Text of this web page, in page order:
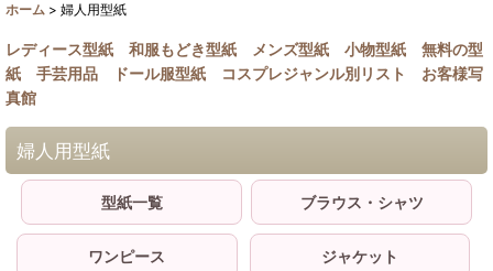
ホーム > 婦人用型紙
レディース型紙 和服もどき型紙 メンズ型紙 小物型紙
無料の型
紙
手芸用品 ドール服型紙 コスプレジャンル別リスト
お客様写
真館
婦人用型紙
型紙一覧 ブラウス・シャツ
ワンピース ジャケット